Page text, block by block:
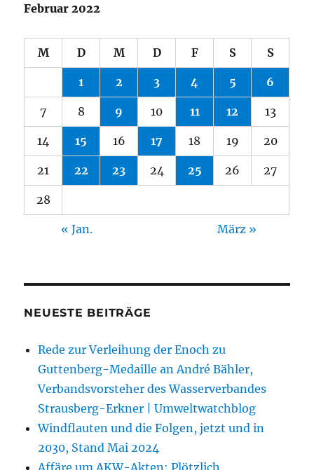
Februar 2022
M D M D F S S
1 2 3 4 5 6
7 8 9 10 11 12 13
14 15 16 17 18 19 20
21 22 23 24 25 26 27
28
« Jan. März »
NEUESTE BEITRÄGE
Rede zur Verleihung der Enoch zu
Guttenberg-Medaille an André Bähler,
Verbandsvorsteher des Wasserverbandes
Strausberg-Erkner | Umweltwatchblog
Windflauten und die Folgen, jetzt und in
2030, Stand Mai 2024
Affäre um AKW-Akten: Plötzlich